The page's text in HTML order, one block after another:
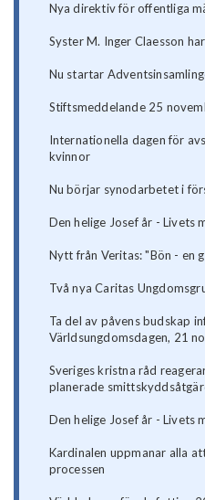
Nya direktiv för offentliga
Syster M. Inger Claesson
Nu startar
Stiftsmeddelande 25
Internationella dagen för
kvinnor
Nu börjar synodarbetet i
Den helige Josef år - Livets
Nytt från Veritas: "Bön - en
Två nya Caritas
Ta del av påvens budskap
Världsungdomsdagen, 21
Sveriges kristna råd
planerade
Den helige Josef år - Livets
Kardinalen uppmanar alla
processen